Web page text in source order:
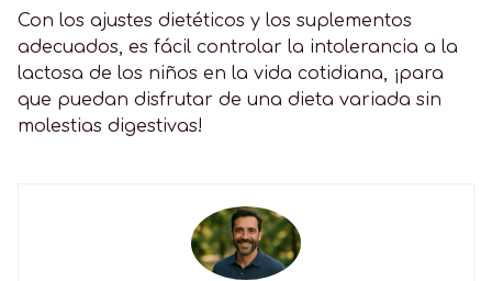
Con los ajustes dietéticos y los suplementos
adecuados, es fácil controlar la intolerancia a la
lactosa de los niños en la vida cotidiana, ¡para
que puedan disfrutar de una dieta variada sin
molestias digestivas!